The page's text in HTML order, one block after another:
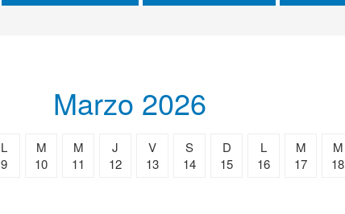
Marzo 2026
L
9
M
10
M
11
J
12
V
13
S
14
D
15
L
16
M
17
M
18